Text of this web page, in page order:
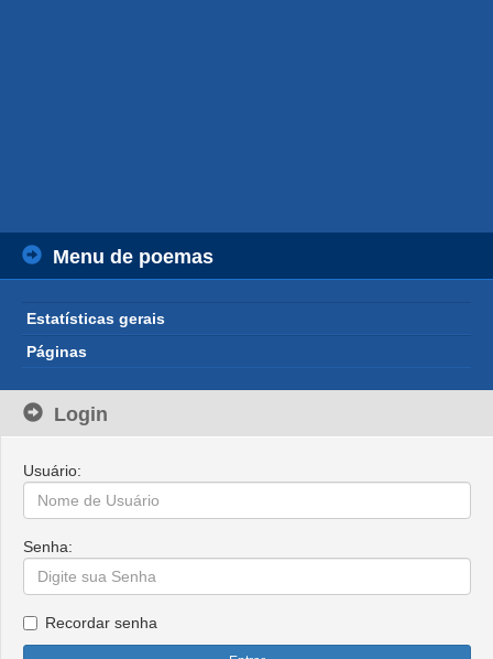
Menu de poemas
Estatísticas gerais
Páginas
Login
Usuário:
Senha:
Recordar senha